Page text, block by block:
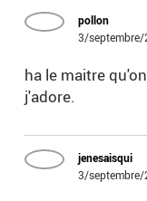
pollon
3/
ha le maitre
j'adore.
jenesaisqui
3/